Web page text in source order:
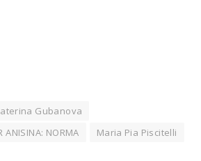
Gubanova
ANISINA: NORMA
Maria Pia Piscitelli